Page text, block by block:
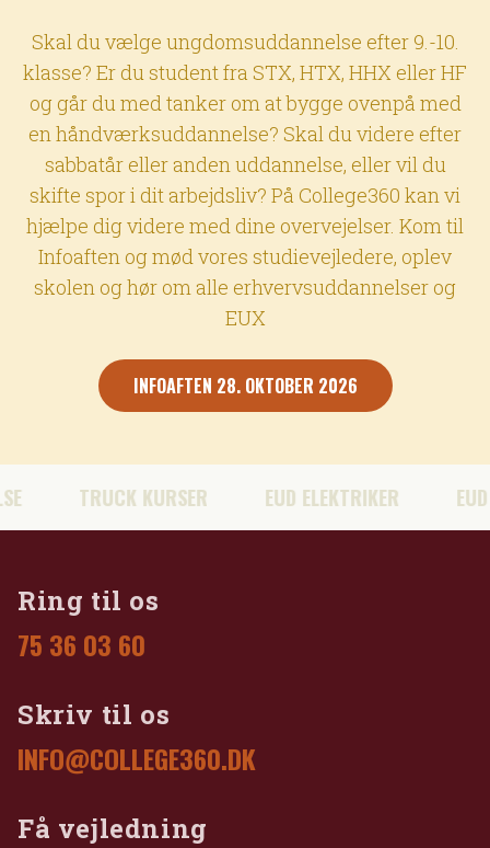
Skal du vælge ungdomsuddannelse efter 9.-10.
klasse? Er du student fra STX, HTX, HHX eller HF
og går du med tanker om at bygge ovenpå med
en håndværksuddannelse? Skal du videre efter
sabbatår eller anden uddannelse, eller vil du
skifte spor i dit arbejdsliv? På College360 kan vi
hjælpe dig videre med dine overvejelser. Kom til
Infoaften og mød vores studievejledere, oplev
skolen og hør om alle erhvervsuddannelser og
EUX
INFOAFTEN 28. OKTOBER 2026
KURSER EUD ELEKTRIKER EUD BUSINESS
Ring til os
75 36 03 60
Skriv til os
INFO@COLLEGE360.DK
Få vejledning